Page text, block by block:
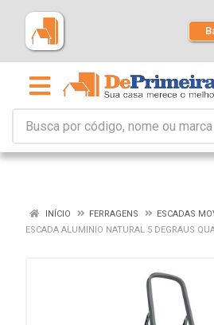
INÍCIO FERRAGENS
ESCADAS
ESCADA ALUMINIO NATURAL 5 DEGRAUS